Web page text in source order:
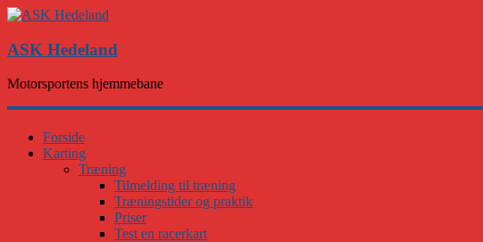
ASK Hedeland
Motorsportens hjemmebane
Forside
Karting
Træning
Tilmelding til træning
Træningstider og praktik
Priser
Test en racerkart